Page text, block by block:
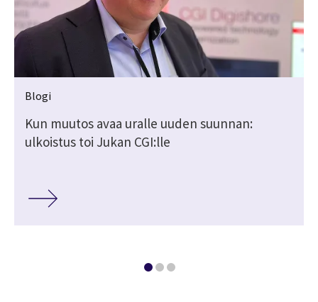
Blogi
Kun muutos avaa uralle uuden suunnan:
ulkoistus toi Jukan CGI:lle